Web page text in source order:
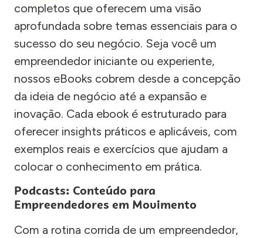
completos que oferecem uma visão
aprofundada sobre temas essenciais para o
sucesso do seu negócio. Seja você um
empreendedor iniciante ou experiente,
nossos eBooks cobrem desde a concepção
da ideia de negócio até a expansão e
inovação. Cada ebook é estruturado para
oferecer insights práticos e aplicáveis, com
exemplos reais e exercícios que ajudam a
colocar o conhecimento em prática.
Podcasts: Conteúdo para
Empreendedores em Movimento
Com a rotina corrida de um empreendedor,